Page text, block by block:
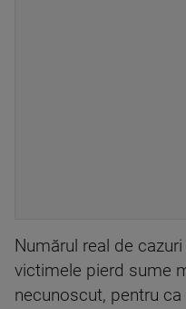
Numărul real de
victimele pierd sume
necunoscut, pentru